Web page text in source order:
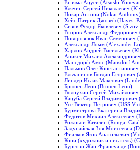
Ёнэяма Ацуси (Atsushi
Клячин Сергей Николаевич
Нокар Антони (Nokar Anthony)
Хейс Патрик Джозеф (Hayes,
Сизов Фёдор Яковлевич
Второв Александр Фёдорович
Поворознюк Иван Семёнович
Александр Ломм (Alexander
Харлов Андрей Васильевич
Аникст Михаил
Мансдорф Амос (Mansdorf
Пальмов Олег
Ельчанинов Богдан Егорович
Линдер Исаак Максович
Брюнен Леон (Brunen Leon)
Волнухин Сергей
Кацуба Сергей
Усс Виктор Петрович (USS
Бурмистрова Екатерина
Федотов Михаил Алексеевич
Рожньои Каталин (Rongai
Задунайская Зоя Моисеевна
Фиалков Яков Анатольевич
Копи (художник и писатель)
Бургоэн Жан-Франсуа де